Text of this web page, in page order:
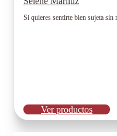
Si quieres sentirte bien sujeta sin
Ver productos